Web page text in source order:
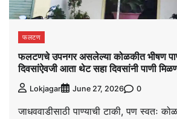
फलटण
फलटणचे उपनगर असलेल्या कोळकीत भीषण
दिवसांऐवजी आता थेट सहा दिवसांनी पाणी
Lokjagar June 27, 2026 0
जाधववाडीसाठी पाण्याची टाकी, पण स्वतः